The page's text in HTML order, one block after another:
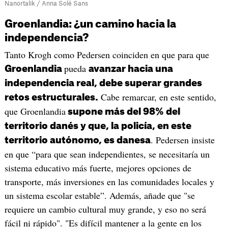
Nanortalik / Anna Solé Sans
Groenlandia: ¿un camino hacia la
independencia?
Tanto Krogh como Pedersen coinciden en que para que
Groenlandia pueda avanzar hacia una
independencia real, debe superar grandes
retos estructurales. Cabe remarcar, en este sentido,
que Groenlandiasupone más del 98% del
territorio danés y que, la policía, en este
territorio autónomo, es danesa. Pedersen insiste
en que “para que sean independientes, se necesitaría un
sistema educativo más fuerte, mejores opciones de
transporte, más inversiones en las comunidades locales y
un sistema escolar estable”. Además, añade que "se
requiere un cambio cultural muy grande, y eso no será
fácil ni rápido". "Es difícil mantener a la gente en los